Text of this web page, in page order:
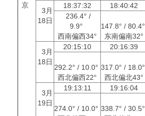
京
3月
18日
18:37:32 18:40:42
236.4° /
9.9°
西南偏西34°
147.8° / 80.4°
东南偏南32°
3月
18日
20:15:10 20:16:39
292.2° / 10.0°
西北偏西22°
317.0° / 18.0°
西北偏北43°
3月
19日
19:13:11 19:16:04
274.0° / 10.0° 338.7° / 30.5°